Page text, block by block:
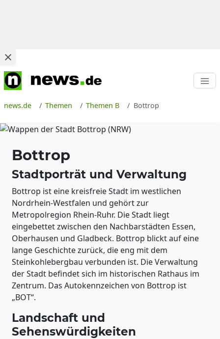
news.de Themen Themen B Bottrop
Bottrop
Stadtporträt und Verwaltung
Bottrop ist eine kreisfreie Stadt im westlichen
Nordrhein-Westfalen und gehört zur
Metropolregion Rhein-Ruhr. Die Stadt liegt
eingebettet zwischen den Nachbarstädten Essen,
Oberhausen und Gladbeck. Bottrop blickt auf eine
lange Geschichte zurück, die eng mit dem
Steinkohlebergbau verbunden ist. Die Verwaltung
der Stadt befindet sich im historischen Rathaus im
Zentrum. Das Autokennzeichen von Bottrop ist
„BOT“.
Landschaft und
Sehenswürdigkeiten